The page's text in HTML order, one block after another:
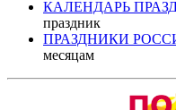
КАЛЕНДАРЬ
праздник
ПРАЗДНИКИ
месяцам